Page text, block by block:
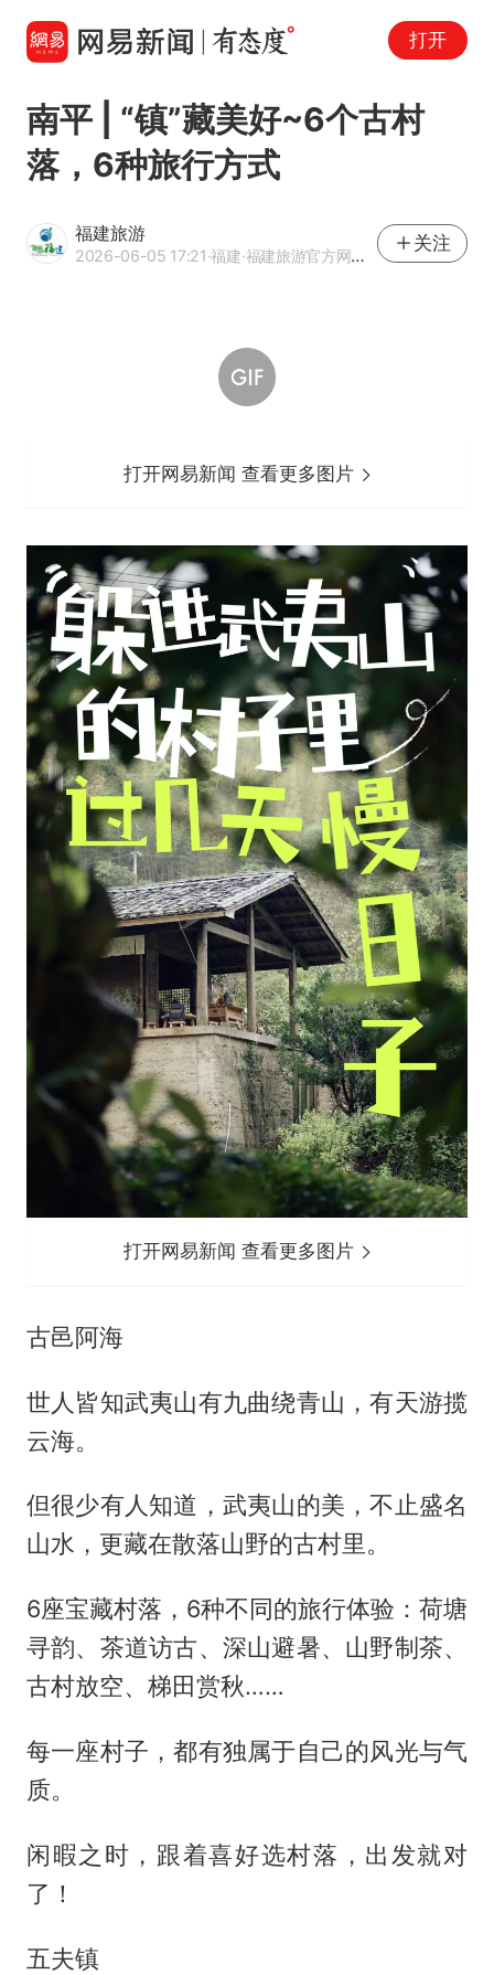
打开
南平 | “镇”藏美好~6个古村
落，6种旅行方式
福建旅游
2026-06-05 17:21·福建·福建旅游官方网易号
关注
打开网易新闻 查看更多图片
打开网易新闻 查看更多图片
古邑阿海
世人皆知武夷山有九曲绕青山，有天游揽
云海。
但很少有人知道，武夷山的美，不止盛名
山水，更藏在散落山野的古村里。
6座宝藏村落，6种不同的旅行体验：荷塘
寻韵、茶道访古、深山避暑、山野制茶、
古村放空、梯田赏秋……
每一座村子，都有独属于自己的风光与气
质。
闲暇之时，跟着喜好选村落，出发就对
了！
五夫镇